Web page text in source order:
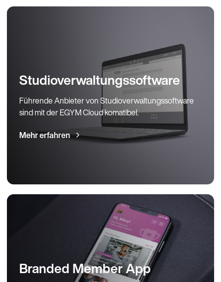
Studioverwaltungssoftware
Führende Anbieter von Studioverwaltungssoftware
sind mit der EGYM Cloud komatibel.
Mehr erfahren
Branded Member App